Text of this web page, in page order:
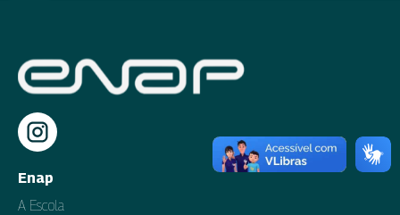
Enap
A Escola